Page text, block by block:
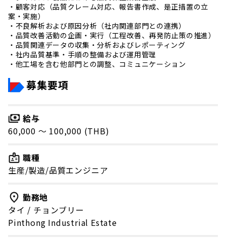
・顧客対応（品質クレーム対応、報告書作成、是正措置の立
案・実施）
・不良解析および原因分析（社内関連部門との連携）
・品質改善活動の企画・実行（工程改善、再発防止策の推進）
・品質関連データの収集・分析およびレポーティング
・社内品質基準・手順の整備および運用管理
・他工場を含む他部門との調整、コミュニケーション
募集要項
給与
60,000 〜 100,000 (THB)
職種
生産/製造/品質エンジニア
勤務地
タイ / チョンブリー
Pinthong Industrial Estate